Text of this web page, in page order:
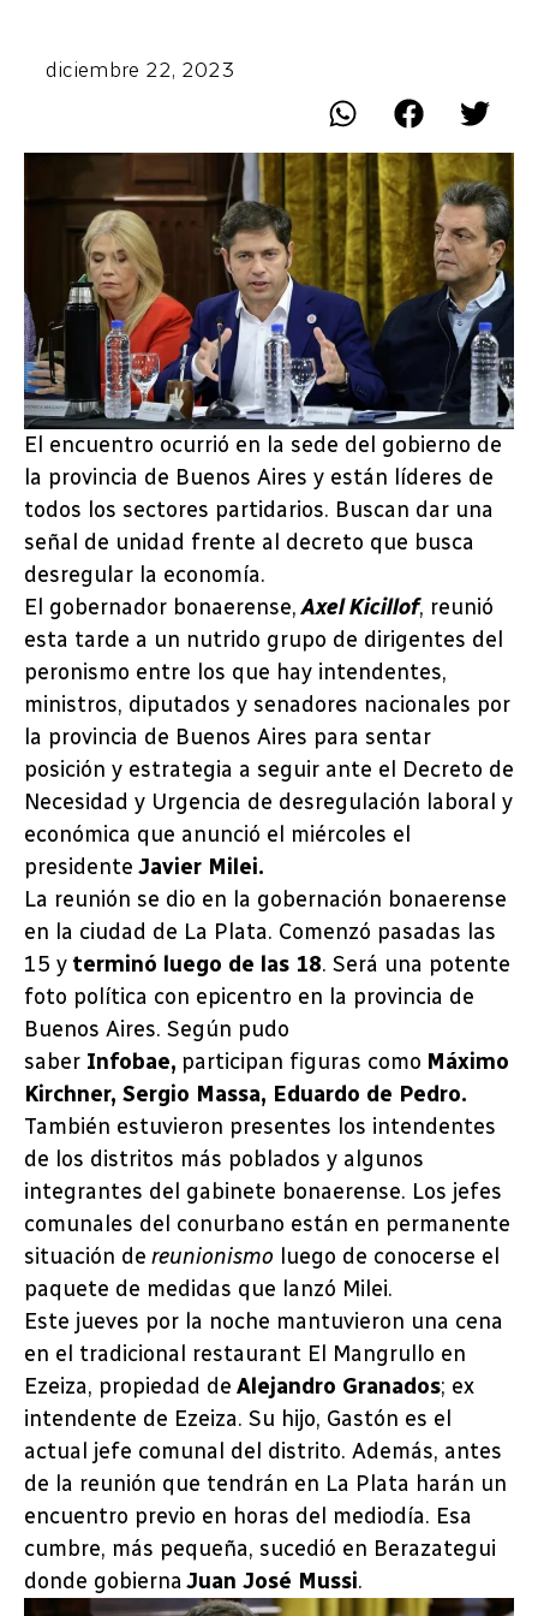
diciembre 22, 2023
El encuentro ocurrió en la sede del gobierno de
la provincia de Buenos Aires y están líderes de
todos los sectores partidarios. Buscan dar una
señal de unidad frente al decreto que busca
desregular la economía.
El gobernador bonaerense,Axel Kicillof, reunió
esta tarde a un nutrido grupo de dirigentes del
peronismo entre los que hay intendentes,
ministros, diputados y senadores nacionales por
la provincia de Buenos Aires para sentar
posición y estrategia a seguir ante el Decreto de
Necesidad y Urgencia de desregulación laboral y
económica que anunció el miércoles el
presidente Javier Milei.
La reunión se dio en la gobernación bonaerense
en la ciudad de La Plata. Comenzó pasadas las
15 y terminó luego de las 18. Será una potente
foto política con epicentro en la provincia de
Buenos Aires. Según pudo
saber Infobae, participan figuras como Máximo
Kirchner, Sergio Massa, Eduardo de Pedro.
También estuvieron presentes los intendentes
de los distritos más poblados y algunos
integrantes del gabinete bonaerense. Los jefes
comunales del conurbano están en permanente
situación de reunionismo luego de conocerse el
paquete de medidas que lanzó Milei.
Este jueves por la noche mantuvieron una cena
en el tradicional restaurant El Mangrullo en
Ezeiza, propiedad de Alejandro Granados; ex
intendente de Ezeiza. Su hijo, Gastón es el
actual jefe comunal del distrito. Además, antes
de la reunión que tendrán en La Plata harán un
encuentro previo en horas del mediodía. Esa
cumbre, más pequeña, sucedió en Berazategui
donde gobiernaJuan José Mussi.